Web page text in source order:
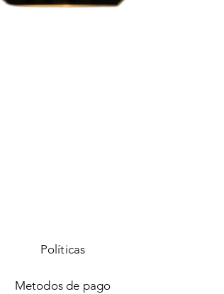
Políticas
Metodos de pago